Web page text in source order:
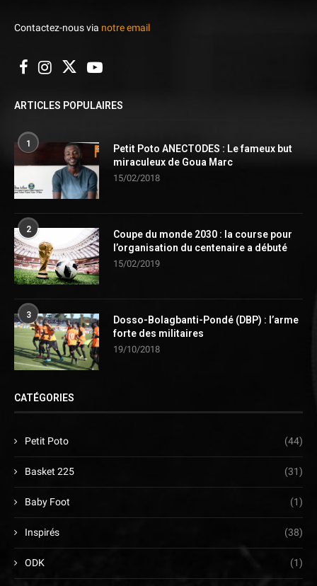
Contactez-nous via notre email
ARTICLES POPULAIRES
1
Petit Poto ANECTODES : Le fameux but
miraculeux de Goua Marc
15/02/2018
2
Coupe du monde 2030 : la course pour
l’organisation du centenaire a débuté
15/02/2019
3
Dosso-Bolagbanti-Pondé (DBP) : l’arme
forte des militaires
19/10/2018
CATÉGORIES
Petit Poto (44)
Basket 225 (31)
Baby Foot (1)
Inspirés (38)
ODK (1)